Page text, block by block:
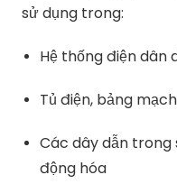
sử dụng trong:
Hệ thống điện dân
Tủ điện, bảng
Các dây dẫn
động hóa